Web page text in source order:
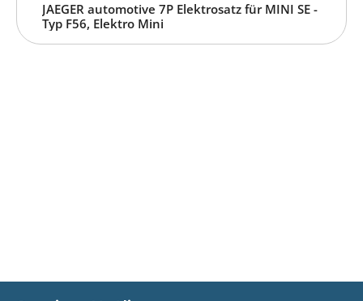
JAEGER automotive 7P Elektrosatz für MINI SE -
Typ F56, Elektro Mini